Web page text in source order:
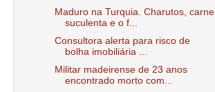
Maduro na Turquia. Charutos, carne
suculenta e o f...
Consultora alerta para risco de
bolha imobiliária ...
Militar madeirense de 23 anos
encontrado morto com...